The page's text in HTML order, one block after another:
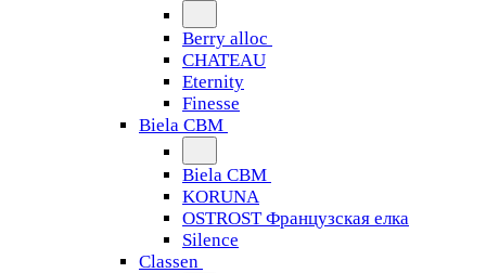
Berry alloc
CHATEAU
Eternity
Finesse
Biela CBM
Biela CBM
KORUNA
OSTROST Французская елка
Silence
Classen